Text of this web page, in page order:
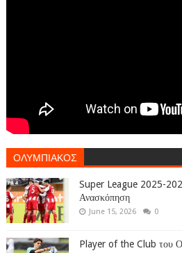
ΟΛΥΜΠΙΑΚΟΣ
Super League 2025-
Ανασκόπηση
June 15, 2026 0
Player of the Club του